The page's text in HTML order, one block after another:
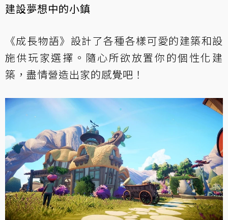
建設夢想中的小鎮
《成長物語》設計了各種各樣可愛的建築和設
施供玩家選擇。隨心所欲放置你的個性化建
築，盡情營造出家的感覺吧！